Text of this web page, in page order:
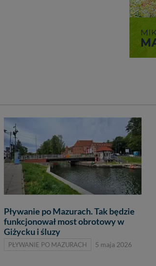
Pływanie po Mazurach. Tak będzie
funkcjonował most obrotowy w
Giżycku i śluzy
PŁYWANIE PO MAZURACH 5 maja 2026